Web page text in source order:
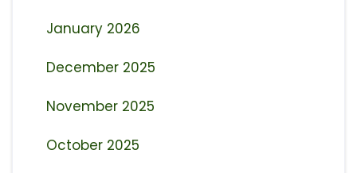
January 2026
December 2025
November 2025
October 2025